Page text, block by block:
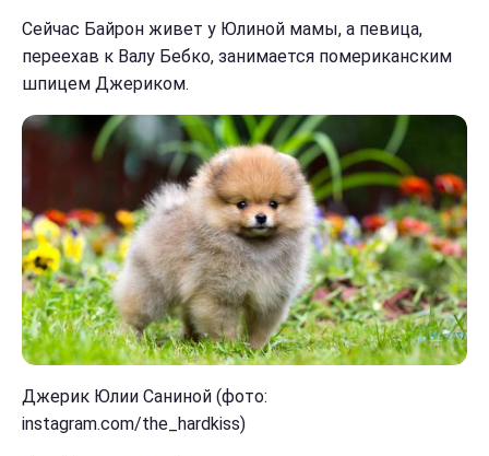
Сейчас Байрон живет у Юлиной мамы, а певица,
переехав к Валу Бебко, занимается помериканским
шпицем Джериком.
Джерик Юлии Саниной (фото:
instagram.com/the_hardkiss)